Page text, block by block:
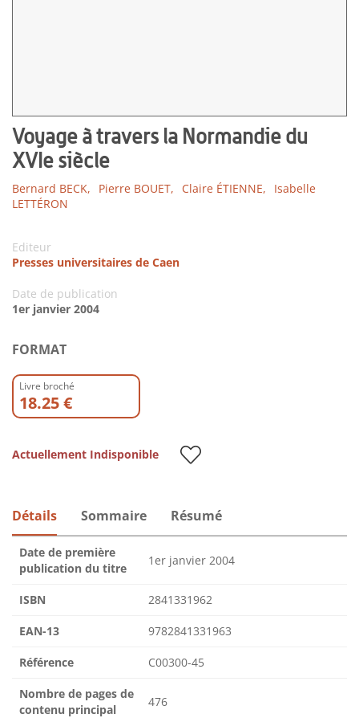
Voyage à travers la Normandie du
XVIe siècle
Bernard BECK, Pierre BOUET, Claire ÉTIENNE,
Isabelle
LETTÉRON
Editeur
Presses universitaires de Caen
Date de publication
1er janvier 2004
FORMAT
Livre broché
18.25 €
Actuellement Indisponible
Détails Sommaire Résumé
Date de première
publication du titre
1er janvier 2004
ISBN 2841331962
EAN-13 9782841331963
Référence C00300-45
Nombre de pages de
contenu principal
476